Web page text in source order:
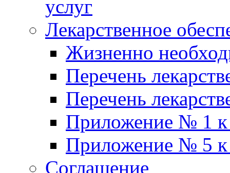
услуг
Лекарственное
Жизненно
Перечень
Перечень
Приложение № 1 к
Приложение № 5 к
Соглашение